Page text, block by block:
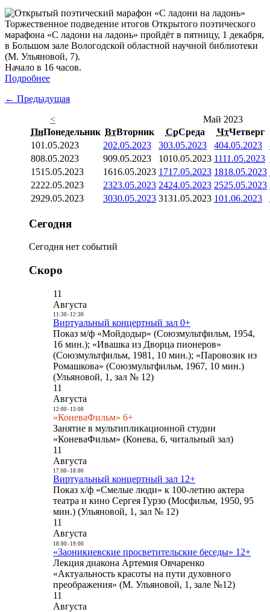
Торжественное подведение итогов Открытого поэтического
марафона «С ладони на ладонь» пройдёт в пятницу, 1 декабря,
в Большом зале Вологодской областной научной библиотеки
(М. Ульяновой, 7).
Начало в 16 часов.
Подробнее
← Предыдущая
<
Май 2023
ПнПонедельник ВтВторник СрСреда ЧтЧетверг
101.05.2023 202.05.2023 303.05.2023 404.05.2023
808.05.2023 909.05.2023 1010.05.2023 1111.05.2023
1515.05.2023 1616.05.2023 1717.05.2023 1818.05.2023
2222.05.2023 2323.05.2023 2424.05.2023 2525.05.2023
2929.05.2023 3030.05.2023 3131.05.2023 101.06.2023
Сегодня
Сегодня нет событий
Скоро
11
Августа
11:30- 12:30
Виртуальный концертный зал 0+
Показ м/ф «Мойдодыр» (Союзмультфильм, 1954,
16 мин.); «Ивашка из Дворца пионеров»
(Союзмультфильм, 1981, 10 мин.); «Паровозик из
Ромашкова» (Союзмультфильм, 1967, 10 мин.)
(Ульяновой, 1, зал № 12)
11
Августа
12:00- 13:00
«КоневаФильм» 6+
Занятие в мультипликационной студии
«КоневаФильм» (Конева, 6, читальный зал)
11
Августа
17:00- 18:00
Виртуальный концертный зал 12+
Показ х/ф «Смелые люди» к 100-летию актера
театра и кино Сергея Гурзо (Мосфильм, 1950, 95
мин.) (Ульяновой, 1, зал № 12)
11
Августа
18:00- 19:00
«Заоникиевские просветительские беседы» 12+
Лекция диакона Артемия Овчаренко
«Актуальность красоты на пути духовного
преображения» (М. Ульяновой, 1, зале №12)
11
Августа